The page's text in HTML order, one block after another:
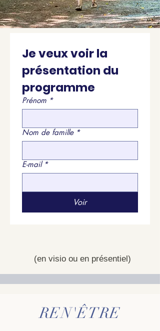
Je veux voir la
présentation du
programme
Prénom *
Nom de famille *
E-mail *
Voir
(en visio ou en présentiel)
REN'ÊTRE